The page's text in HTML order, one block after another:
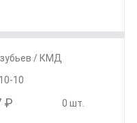
/ КМД
10
₽ 0 шт.